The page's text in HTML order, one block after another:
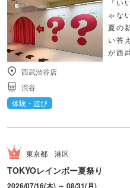
『い
ゃな
夏の
い答
が西
西武渋谷店
渋谷
体験・遊び
東京都 港区
TOKYOレインボー夏祭り